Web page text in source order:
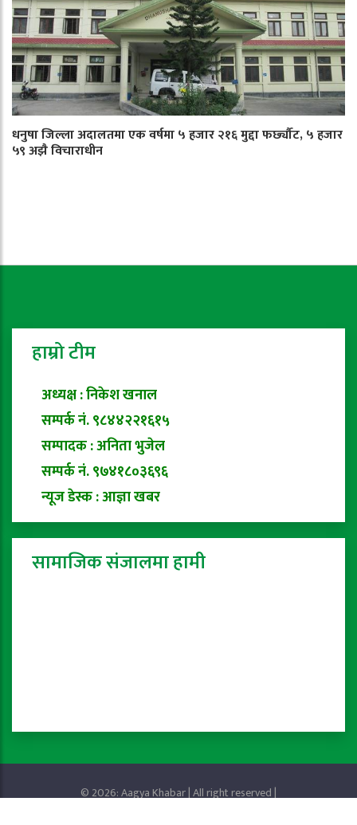
धनुषा जिल्ला अदालतमा एक वर्षमा ५ हजार २१६ मुद्दा फर्छ्यौट, ५ हजार
५९ अझै विचाराधीन
हाम्रो टीम
अध्यक्ष : निकेश खनाल
सम्पर्क नं. ९८४४२२१६१५
सम्पादक : अनिता भुजेल
सम्पर्क नं. ९७४१८०३६९६
न्यूज डेस्क : आज्ञा खबर
सामाजिक संजालमा हामी
© 2026: Aagya Khabar | All right reserved |